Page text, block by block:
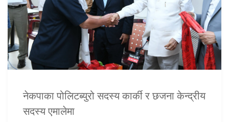
नेकपाका पोलिटब्युरो सदस्य कार्की र छजना केन्द्रीय
सदस्य एमालेमा